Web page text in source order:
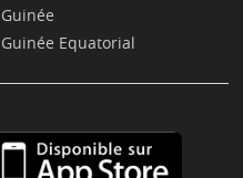
Guinée
Guinée Equatorial